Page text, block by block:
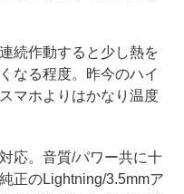
続作動すると少し熱を
なる程度。昨今のハイ
マホよりはかなり温度
応。音質/パワー共に十
正のLightning/3.5mmア